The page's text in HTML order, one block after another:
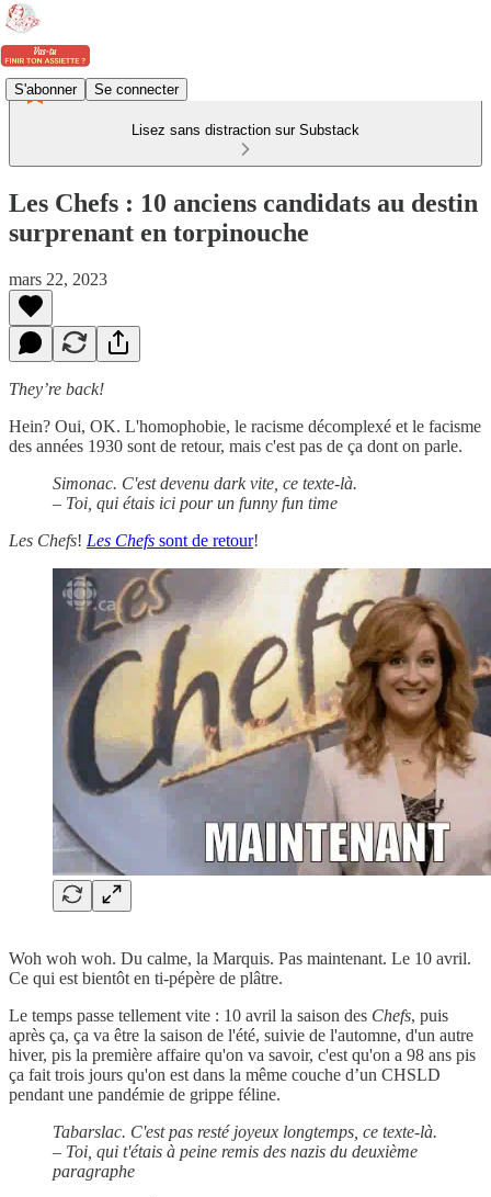
S'abonner Se connecter
Lisez sans distraction sur Substack
Les Chefs : 10 anciens candidats au destin
surprenant en torpinouche
mars 22, 2023
They’re back!
Hein? Oui, OK. L'homophobie, le racisme décomplexé et le facisme
des années 1930 sont de retour, mais c'est pas de ça dont on parle.
Simonac. C'est devenu dark vite, ce texte-là.
– Toi, qui étais ici pour un funny fun time
Les Chefs! Les Chefs sont de retour!
Woh woh woh. Du calme, la Marquis. Pas maintenant. Le 10 avril.
Ce qui est bientôt en ti-pépère de plâtre.
Le temps passe tellement vite : 10 avril la saison des Chefs, puis
après ça, ça va être la saison de l'été, suivie de l'automne, d'un autre
hiver, pis la première affaire qu'on va savoir, c'est qu'on a 98 ans pis
ça fait trois jours qu'on est dans la même couche d’un CHSLD
pendant une pandémie de grippe féline.
Tabarslac. C'est pas resté joyeux longtemps, ce texte-là.
– Toi, qui t'étais à peine remis des nazis du deuxième
paragraphe